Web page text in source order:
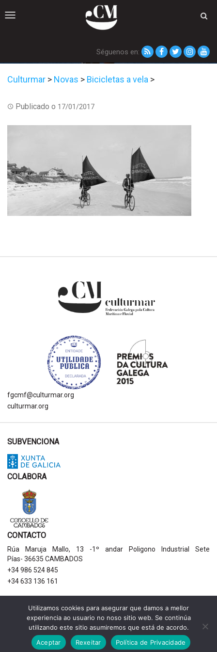
Toggle
Séguenos en:
Culturmar > Novas > Bicicletas a vela >
Publicado o 17/01/2017
fgcmf@culturmar.org
culturmar.org
SUBVENCIONA
COLABORA
CONTACTO
Rúa Maruja Mallo, 13 -1º andar Poligono Industrial Sete
Pías- 36635 CAMBADOS
+34 986 524 845
+34 633 136 161
AVISOS LEGAIS
Política de privacidade
Aviso legal
Política de cookies
Utilizamos cookies para asegurar que damos a mellor
experiencia ao usuario no noso sitio web. Se continúa
utilizando este sitio asumiremos que está de acordo.
Aceptar
Rexeitar Política de Privacidade